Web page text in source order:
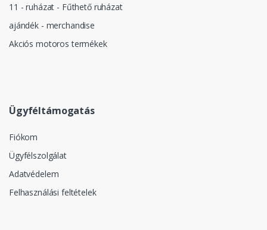
11 - ruházat - Fűthető ruházat
ajándék - merchandise
Akciós motoros termékek
Ügyféltámogatás
Fiókom
Ügyfélszolgálat
Adatvédelem
Felhasználási feltételek